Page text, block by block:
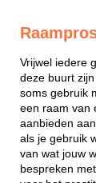
Vrijwel iedere
deze buurt
soms gebruik
een raam van
aanbieden
als je gebruik
van wat jouw
bespreken